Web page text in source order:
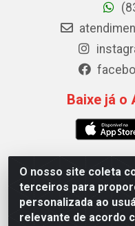
O nosso site coleta
terceiros para
personalizada ao
relevante de acordo
Baixe já o
Polybalas - Rua João
Ernesto Geisel, João